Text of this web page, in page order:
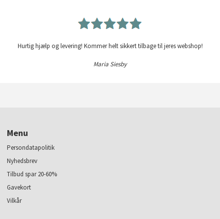
Hurtig hjælp og levering! Kommer helt sikkert tilbage til jeres webshop!
Maria Siesby
Menu
Persondatapolitik
Nyhedsbrev
Tilbud spar 20-60%
Gavekort
Vilkår